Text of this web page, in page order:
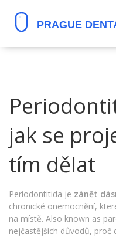
jak se
tím dělat
Periodontitida je zánět
chronické onemocnění,
na místě. Also known as
nejčastějších důvodů,